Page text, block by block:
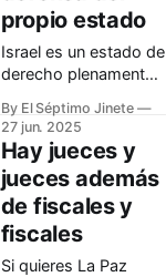
propio estado
Israel es un estado de
derecho plenamente
By El Séptimo Jinete
27 jun. 2025
Hay jueces y
jueces además
de fiscales y
fiscales
Si quieres La Paz